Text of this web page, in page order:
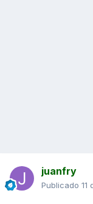
juanfry
Publicado 11